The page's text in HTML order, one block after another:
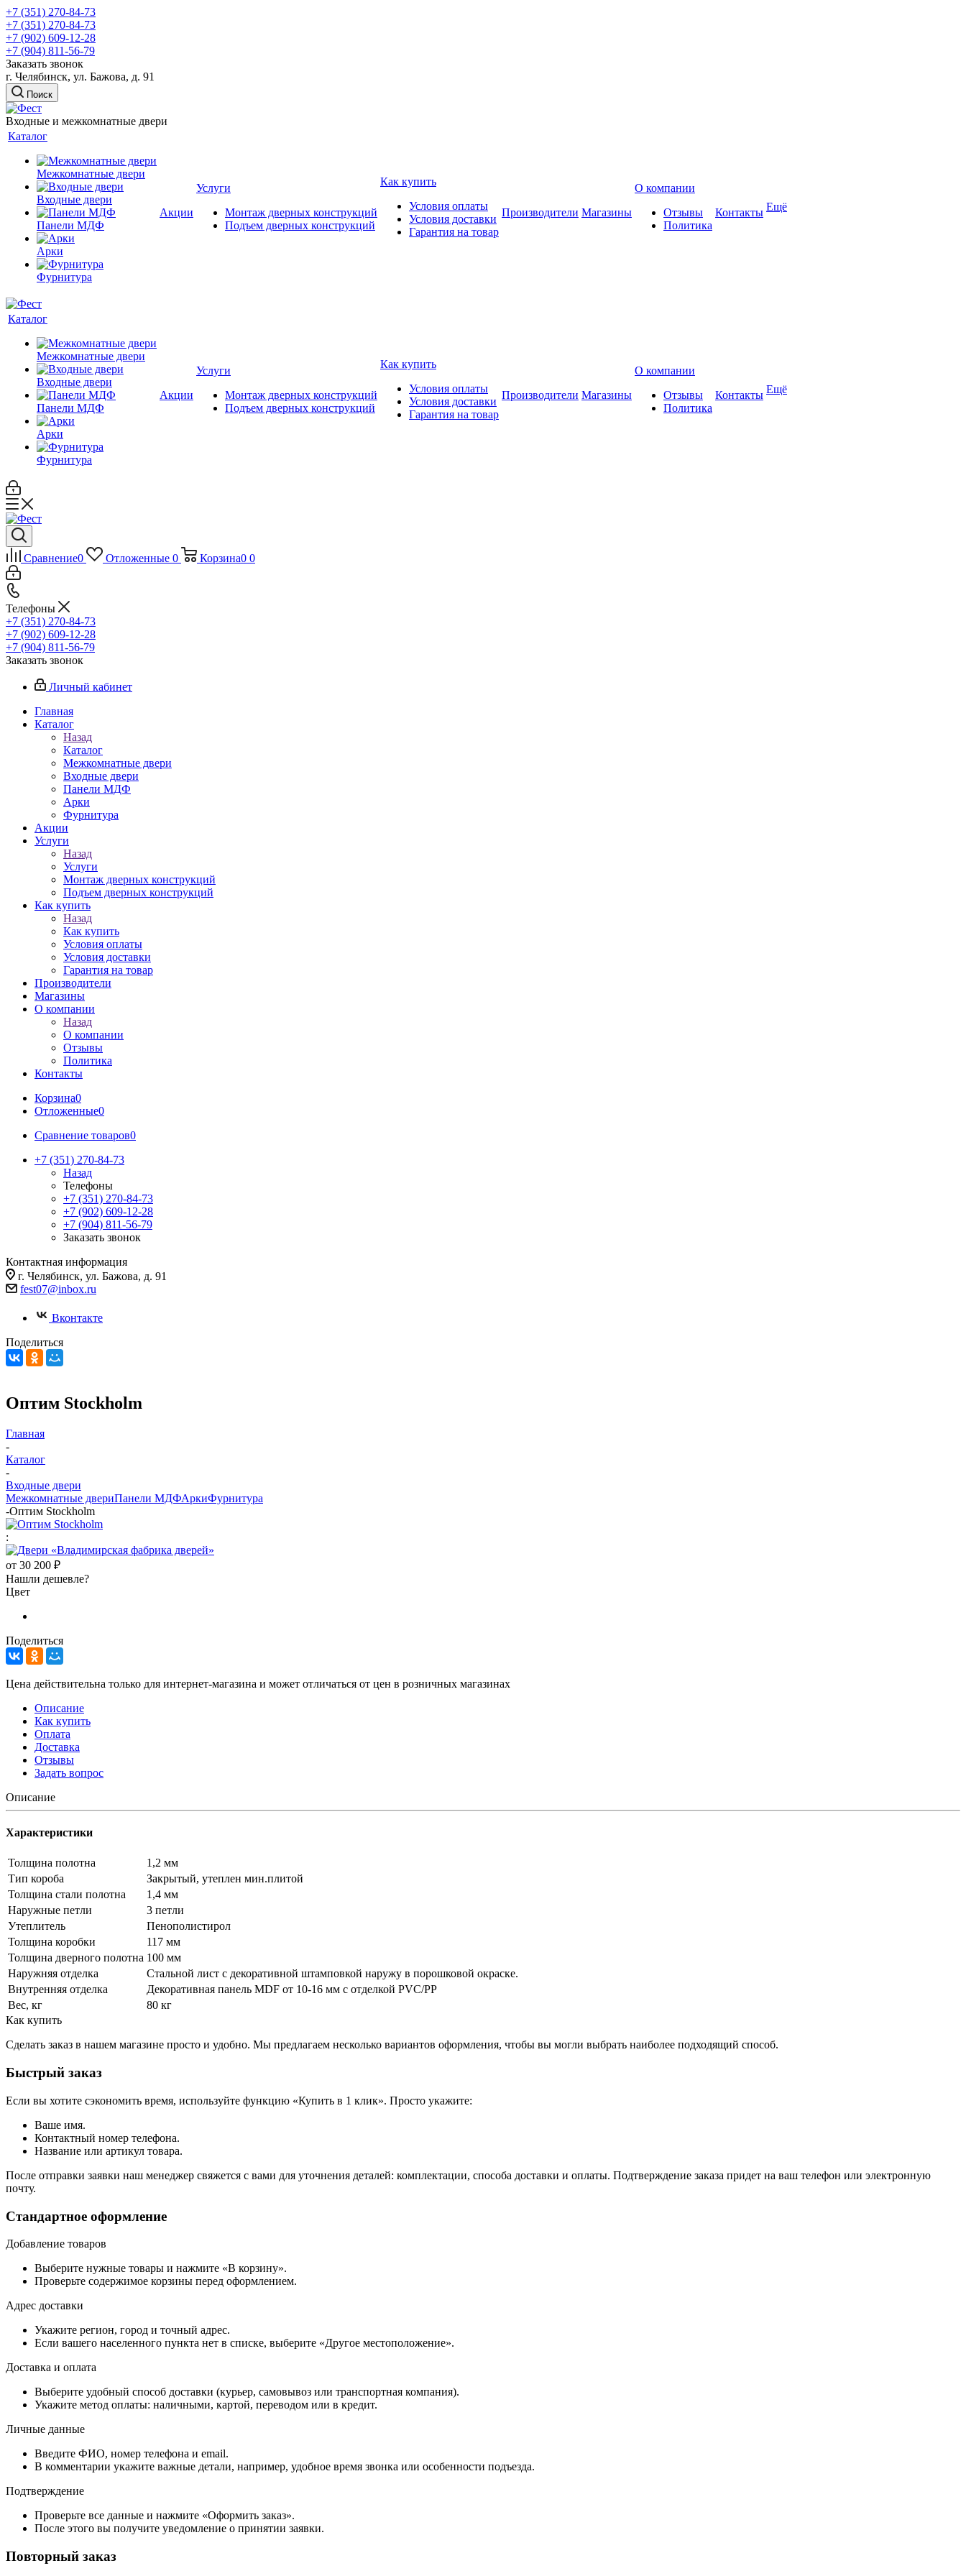
+7 (351) 270-84-73
+7 (351) 270-84-73
+7 (902) 609-12-28
+7 (904) 811-56-79
Заказать звонок
г. Челябинск, ул. Бажова, д. 91
Поиск
Входные и межкомнатные двери
Каталог
Межкомнатные двери
Входные двери
Панели МДФ
Арки
Фурнитура
Акции
Услуги
Монтаж дверных конструкций
Подъем дверных конструкций
Как купить
Условия оплаты
Условия доставки
Гарантия на товар
Производители Магазины
О компании
Отзывы
Политика
Контакты Ещё
Каталог
Межкомнатные двери
Входные двери
Панели МДФ
Арки
Фурнитура
Акции
Услуги
Монтаж дверных конструкций
Подъем дверных конструкций
Как купить
Условия оплаты
Условия доставки
Гарантия на товар
Производители Магазины
О компании
Отзывы
Политика
Контакты Ещё
Сравнение0 Отложенные 0 Корзина0 0
Телефоны
+7 (351) 270-84-73
+7 (902) 609-12-28
+7 (904) 811-56-79
Заказать звонок
Личный кабинет
Главная
Каталог
Назад
Каталог
Межкомнатные двери
Входные двери
Панели МДФ
Арки
Фурнитура
Акции
Услуги
Назад
Услуги
Монтаж дверных конструкций
Подъем дверных конструкций
Как купить
Назад
Как купить
Условия оплаты
Условия доставки
Гарантия на товар
Производители
Магазины
О компании
Назад
О компании
Отзывы
Политика
Контакты
Корзина0
Отложенные0
Сравнение товаров0
+7 (351) 270-84-73
Назад
Телефоны
+7 (351) 270-84-73
+7 (902) 609-12-28
+7 (904) 811-56-79
Заказать звонок
Контактная информация
г. Челябинск, ул. Бажова, д. 91
fest07@inbox.ru
Вконтакте
Поделиться
Оптим Stockholm
Главная
-
Каталог
-
Входные двери
Межкомнатные двериПанели МДФАркиФурнитура
-Оптим Stockholm
:
от 30 200 ₽
Нашли дешевле?
Цвет
Поделиться
Цена действительна только для интернет-магазина и может отличаться от цен в розничных магазинах
Описание
Как купить
Оплата
Доставка
Отзывы
Задать вопрос
Описание
Характеристики
Толщина полотна
1,2 мм
Тип короба
Закрытый, утеплен мин.плитой
Толщина стали полотна
1,4 мм
Наружные петли
3 петли
Утеплитель
Пенополистирол
Толщина коробки
117 мм
Толщина дверного полотна 100 мм
Наружняя отделка
Стальной лист c декоративной штамповкой наружу в порошковой окраске.
Внутренняя отделка
Декоративная панель MDF от 10-16 мм с отделкой PVC/PP
Вес, кг
80 кг
Как купить
Сделать заказ в нашем магазине просто и удобно. Мы предлагаем несколько вариантов оформления, чтобы вы могли выбрать наиболее подходящий способ.
Быстрый заказ
Если вы хотите сэкономить время, используйте функцию «Купить в 1 клик». Просто укажите:
Ваше имя.
Контактный номер телефона.
Название или артикул товара.
После отправки заявки наш менеджер свяжется с вами для уточнения деталей: комплектации, способа доставки и оплаты. Подтверждение заказа придет на ваш телефон или электронную
почту.
Стандартное оформление
Добавление товаров
Выберите нужные товары и нажмите «В корзину».
Проверьте содержимое корзины перед оформлением.
Адрес доставки
Укажите регион, город и точный адрес.
Если вашего населенного пункта нет в списке, выберите «Другое местоположение».
Доставка и оплата
Выберите удобный способ доставки (курьер, самовывоз или транспортная компания).
Укажите метод оплаты: наличными, картой, переводом или в кредит.
Личные данные
Введите ФИО, номер телефона и email.
В комментарии укажите важные детали, например, удобное время звонка или особенности подъезда.
Подтверждение
Проверьте все данные и нажмите «Оформить заказ».
После этого вы получите уведомление о принятии заявки.
Повторный заказ